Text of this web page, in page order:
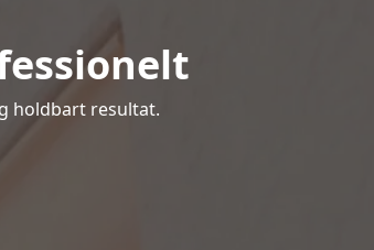
holdbart resultat.